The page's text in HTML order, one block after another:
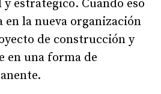
estratégico. Cuando eso
la nueva organización
de construcción y
en una forma de